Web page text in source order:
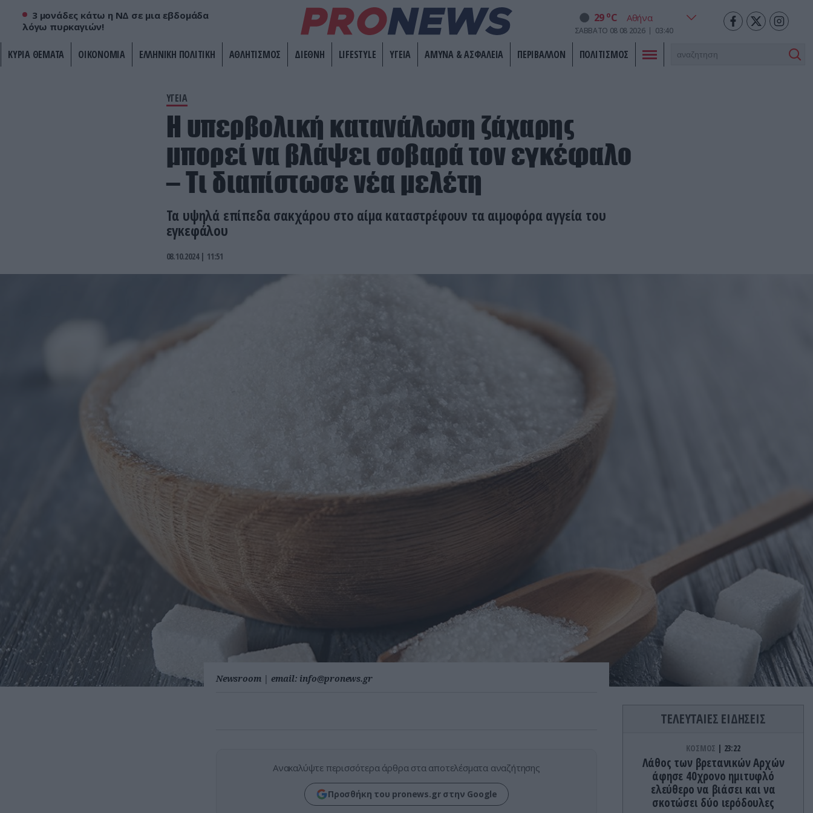
3 μονάδες κάτω η ΝΔ σε μια εβδομάδα
λόγω πυρκαγιών!
29 oC
ΣΑΒΒΑΤΟ 08 08 2026 03:40
ΚΥΡΙΑ ΘΕΜΑΤΑ ΟΙΚΟΝΟΜΙΑ ΕΛΛΗΝΙΚΗ ΠΟΛΙΤΙΚΗ ΑΘΛΗΤΙΣΜΟΣ ΔΙΕΘΝΗ LIFESTYLE ΥΓΕΙΑ ΑΜΥΝΑ & ΑΣΦΑΛΕΙΑ ΠΕΡΙΒΑΛΛΟΝ ΠΟΛΙΤΙΣΜΟΣ
ΥΓΕΙΑ
Η υπερβολική κατανάλωση ζάχαρης
μπορεί να βλάψει σοβαρά τον εγκέφαλο
– Τι διαπίστωσε νέα μελέτη
Τα υψηλά επίπεδα σακχάρου στο αίμα καταστρέφουν τα αιμοφόρα αγγεία του
εγκεφάλου
08.10.2024 | 11:51
Newsroom | email: info@pronews.gr
Ανακαλύψτε περισσότερα άρθρα στα αποτελέσματα αναζήτησης
Προσθήκη του pronews.gr στην Google
ΤΕΛΕΥΤΑΙΕΣ ΕΙΔΗΣΕΙΣ
ΚΟΣΜΟΣ 23:22
Λάθος των βρετανικών Αρχών
άφησε 40χρονο ημιτυφλό
ελεύθερο να βιάσει και να
σκοτώσει δύο ιερόδουλες